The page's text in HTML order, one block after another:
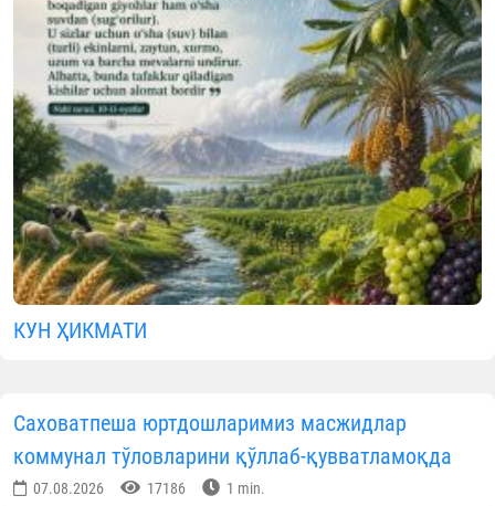
КУН ҲИКМАТИ
Саховатпеша юртдошларимиз масжидлар
коммунал тўловларини қўллаб-қувватламоқда
07.08.2026 17186 1 min.